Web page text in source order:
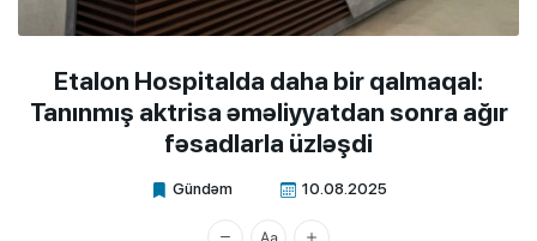
Etalon Hospitalda daha bir qalmaqal:
Tanınmış aktrisa əməliyyatdan sonra ağır
fəsadlarla üzləşdi
Gündəm 10.08.2025
Xalq.Online